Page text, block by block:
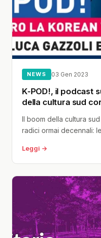
NEWS 03 Gen 2023
K-POD!, il podcast
della cultura sud
Il boom della cultura
radici ormai decennali:
Leggi →